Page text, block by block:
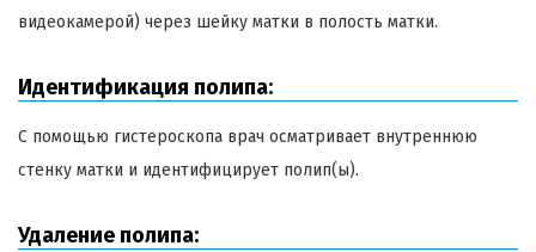
видеокамерой) через шейку матки в полость матки.
Идентификация полипа:
С помощью гистероскопа врач осматривает внутреннюю
стенку матки и идентифицирует полип(ы).
Удаление полипа: